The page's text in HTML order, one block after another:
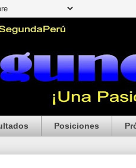
Posiciones